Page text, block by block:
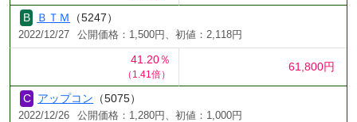
ＢＴＭ （5247）
2022/12/27 公開価格：1,500円、初値：2,118円
41.20％
（1.41倍）
61,800円
アップコン （5075）
2022/12/26 公開価格：1,280円、初値：1,000円